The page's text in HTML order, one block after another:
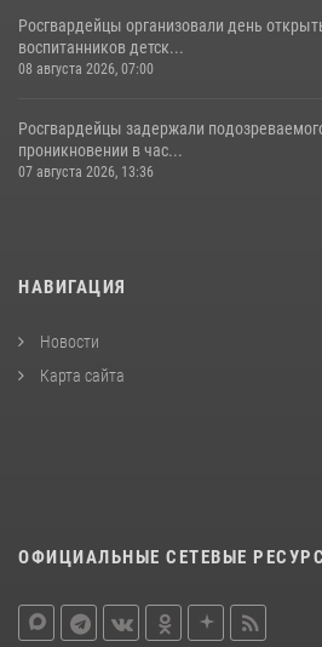
Росгвардейцы организовали день
воспитанников детск...
08 августа 2026, 07:00
Росгвардейцы задержали
проникновении в час...
07 августа 2026, 13:36
НАВИГАЦИЯ
Новости
Карта сайта
ОФИЦИАЛЬНЫЕ СЕТЕВЫЕ